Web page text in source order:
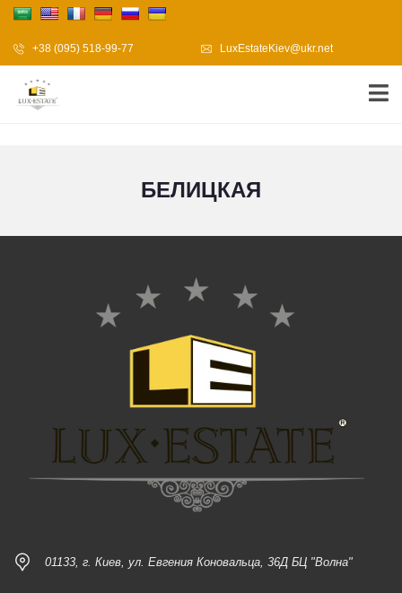
+38 (095) 518-99-77 LuxEstateKiev@ukr.net
БЕЛИЦКАЯ
01133, г. Киев, ул. Евгения Коновальца, 36Д БЦ "Волна"